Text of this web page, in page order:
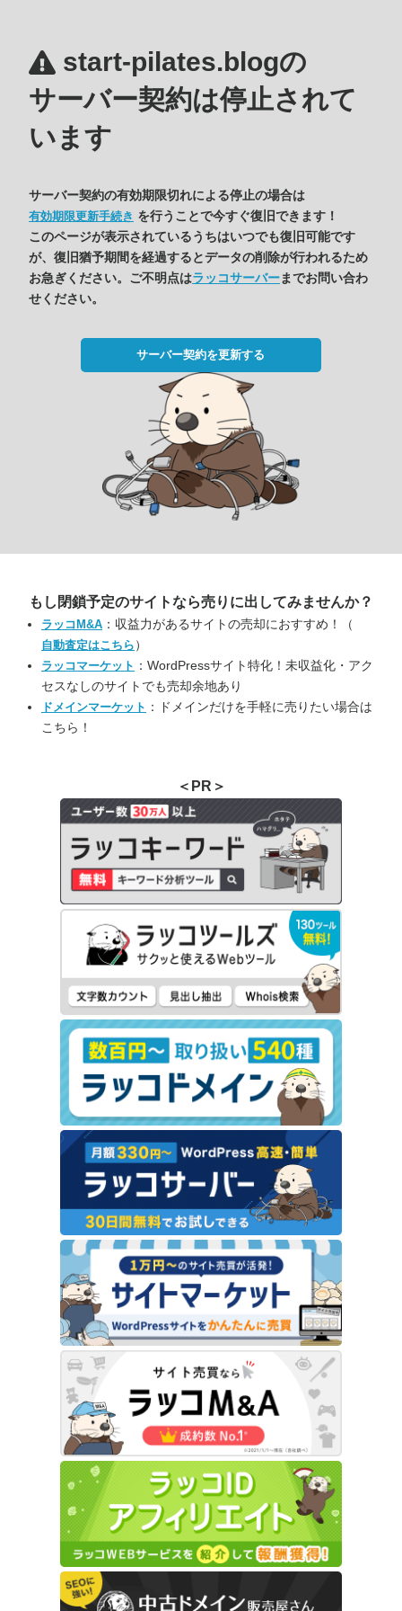
start-pilates.blogの
サーバー契約は停止されて
います
サーバー契約の有効期限切れによる停止の場合は
有効期限更新手続き を行うことで今すぐ復旧できます！
このページが表示されているうちはいつでも復旧可能です
が、復旧猶予期間を経過するとデータの削除が行われるため
お急ぎください。ご不明点はラッコサーバーまでお問い合わ
せください。
サーバー契約を更新する
もし閉鎖予定のサイトなら売りに出してみませんか？
ラッコM&A ：収益力があるサイトの売却におすすめ！（
自動査定はこちら ）
ラッコマーケット ：WordPressサイト特化！未収益化・アク
セスなしのサイトでも売却余地あり
ドメインマーケット ：ドメインだけを手軽に売りたい場合は
こちら！
＜PR＞